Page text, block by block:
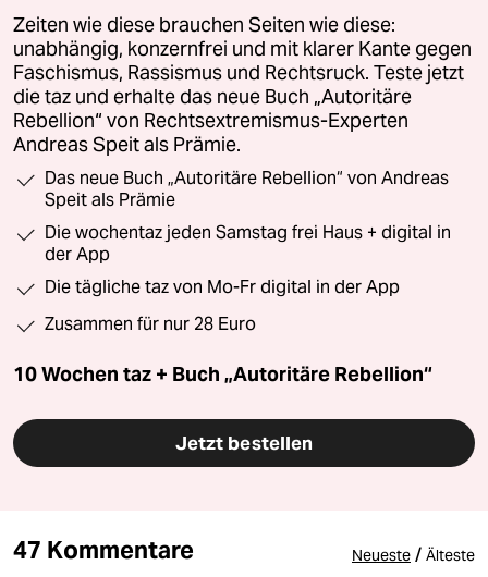
Zeiten wie diese brauchen Seiten wie diese:
unabhängig, konzernfrei und mit klarer Kante gegen
Faschismus, Rassismus und Rechtsruck. Teste jetzt
die taz und erhalte das neue Buch „Autoritäre
Rebellion“ von Rechtsextremismus-Experten
Andreas Speit als Prämie.
Das neue Buch „Autoritäre Rebellion“ von Andreas
Speit als Prämie
Die wochentaz jeden Samstag frei Haus + digital in
der App
Die tägliche taz von Mo-Fr digital in der App
Zusammen für nur 28 Euro
10 Wochen taz + Buch „Autoritäre Rebellion“
Jetzt bestellen
47 Kommentare Neueste / Älteste